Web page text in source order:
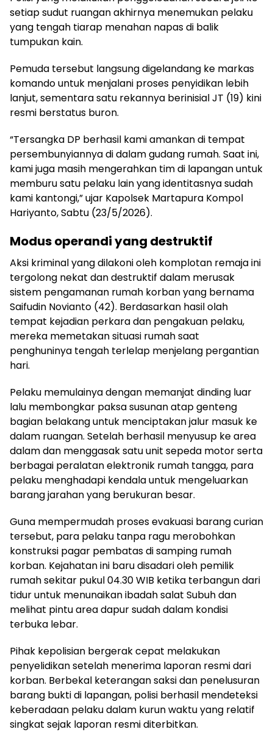
setiap sudut ruangan akhirnya menemukan pelaku
yang tengah tiarap menahan napas di balik
tumpukan kain.
Pemuda tersebut langsung digelandang ke markas
komando untuk menjalani proses penyidikan lebih
lanjut, sementara satu rekannya berinisial JT (19) kini
resmi berstatus buron.
“Tersangka DP berhasil kami amankan di tempat
persembunyiannya di dalam gudang rumah. Saat ini,
kami juga masih mengerahkan tim di lapangan untuk
memburu satu pelaku lain yang identitasnya sudah
kami kantongi,” ujar Kapolsek Martapura Kompol
Hariyanto, Sabtu (23/5/2026).
Modus operandi yang destruktif
Aksi kriminal yang dilakoni oleh komplotan remaja ini
tergolong nekat dan destruktif dalam merusak
sistem pengamanan rumah korban yang bernama
Saifudin Novianto (42). Berdasarkan hasil olah
tempat kejadian perkara dan pengakuan pelaku,
mereka memetakan situasi rumah saat
penghuninya tengah terlelap menjelang pergantian
hari.
Pelaku memulainya dengan memanjat dinding luar
lalu membongkar paksa susunan atap genteng
bagian belakang untuk menciptakan jalur masuk ke
dalam ruangan. Setelah berhasil menyusup ke area
dalam dan menggasak satu unit sepeda motor serta
berbagai peralatan elektronik rumah tangga, para
pelaku menghadapi kendala untuk mengeluarkan
barang jarahan yang berukuran besar.
Guna mempermudah proses evakuasi barang curian
tersebut, para pelaku tanpa ragu merobohkan
konstruksi pagar pembatas di samping rumah
korban. Kejahatan ini baru disadari oleh pemilik
rumah sekitar pukul 04.30 WIB ketika terbangun dari
tidur untuk menunaikan ibadah salat Subuh dan
melihat pintu area dapur sudah dalam kondisi
terbuka lebar.
Pihak kepolisian bergerak cepat melakukan
penyelidikan setelah menerima laporan resmi dari
korban. Berbekal keterangan saksi dan penelusuran
barang bukti di lapangan, polisi berhasil mendeteksi
keberadaan pelaku dalam kurun waktu yang relatif
singkat sejak laporan resmi diterbitkan.